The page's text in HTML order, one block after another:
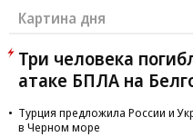
Картина дня
Три человека
атаке БПЛА на
Турция предложила России и
в Черном море